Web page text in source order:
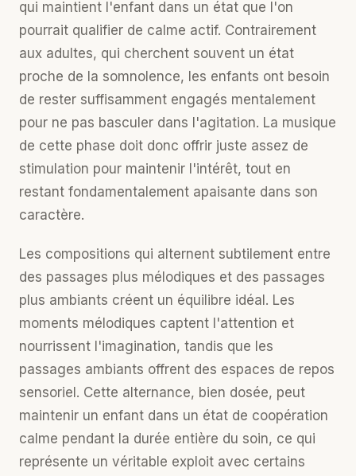
qui maintient l'enfant dans un état que l'on
pourrait qualifier de calme actif. Contrairement
aux adultes, qui cherchent souvent un état
proche de la somnolence, les enfants ont besoin
de rester suffisamment engagés mentalement
pour ne pas basculer dans l'agitation. La musique
de cette phase doit donc offrir juste assez de
stimulation pour maintenir l'intérêt, tout en
restant fondamentalement apaisante dans son
caractère.
Les compositions qui alternent subtilement entre
des passages plus mélodiques et des passages
plus ambiants créent un équilibre idéal. Les
moments mélodiques captent l'attention et
nourrissent l'imagination, tandis que les
passages ambiants offrent des espaces de repos
sensoriel. Cette alternance, bien dosée, peut
maintenir un enfant dans un état de coopération
calme pendant la durée entière du soin, ce qui
représente un véritable exploit avec certains